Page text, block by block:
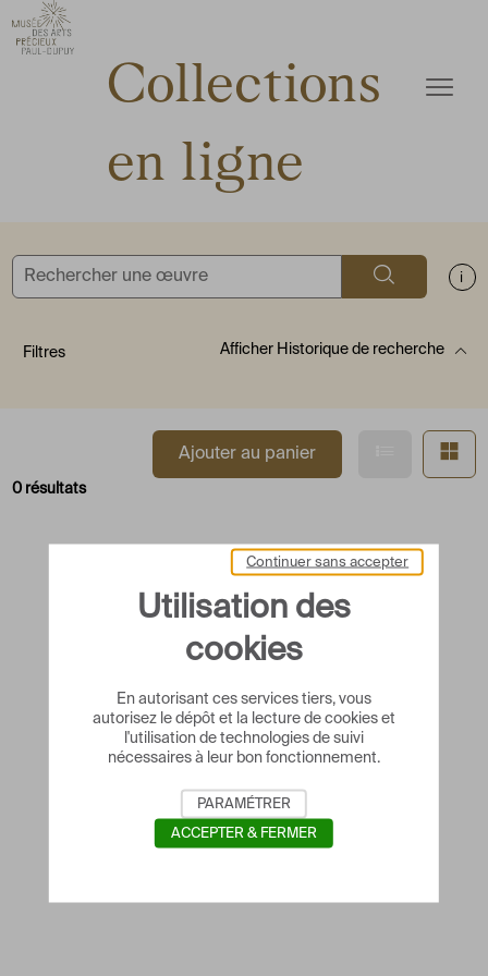
Accèder directement au contenu
Accèder directement au contenu
Collections
en ligne
Ouvrir
Rechercher
Filtres AfficherHistorique de recherche
0 résultats
Ajouter au panier Afficher
Utilisation des
cookies
En autorisant ces services tiers, vous
autorisez le dépôt et la lecture de cookies et
l'utilisation de technologies de suivi
nécessaires à leur bon fonctionnement.
Continuer sans accepter
PARAMÉTRER
ACCEPTER & FERMER